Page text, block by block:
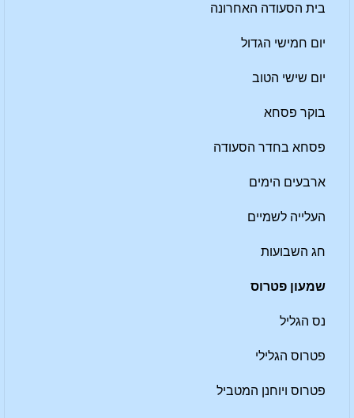
בית הסעודה האחרונה
יום חמישי הגדול
יום שישי הטוב
בוקר פסחא
פסחא בחדר הסעודה
ארבעים הימים
העלייה לשמיים
חג השבועות
שמעון פטרוס
נס הגליל
פטרוס הגלילי
פטרוס ויוחנן המטביל